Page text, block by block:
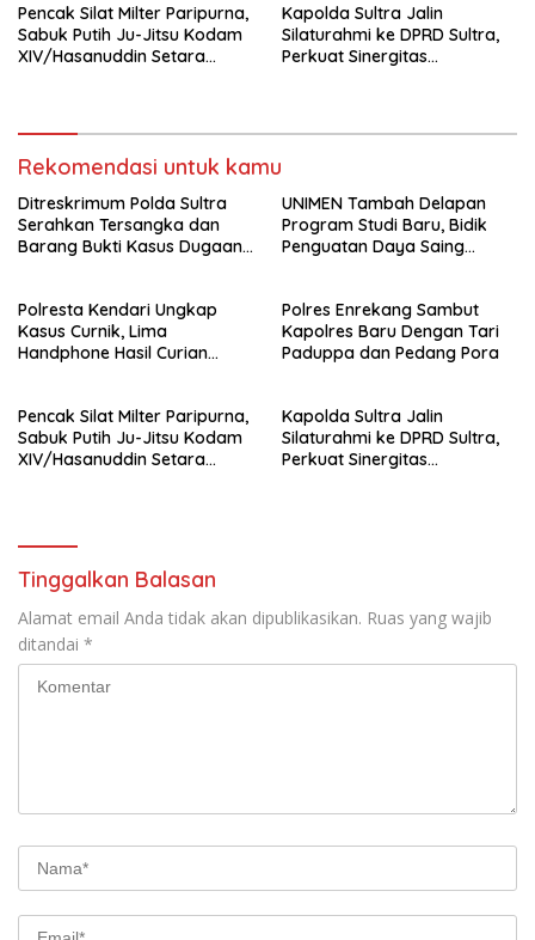
Pencak Silat Milter Paripurna,
Sabuk Putih Ju-Jitsu Kodam
XIV/Hasanuddin Setara
Kapolda Sultra Jalin
Silaturahmi ke DPRD Sultra,
Perkuat Sinergitas
Rekomendasi untuk kamu
Ditreskrimum Polda Sultra
Serahkan Tersangka dan
Barang Bukti Kasus Dugaan
Kejaksaan
UNIMEN Tambah Delapan
Program Studi Baru, Bidik
Penguatan Daya Saing
Polresta Kendari Ungkap
Kasus Curnik, Lima
Handphone Hasil Curian
Polres Enrekang Sambut
Kapolres Baru Dengan Tari
Paduppa dan Pedang Pora
Pencak Silat Milter Paripurna,
Sabuk Putih Ju-Jitsu Kodam
XIV/Hasanuddin Setara
Kapolda Sultra Jalin
Silaturahmi ke DPRD Sultra,
Perkuat Sinergitas
Tinggalkan Balasan
Alamat email Anda tidak akan dipublikasikan. Ruas yang wajib
ditandai *